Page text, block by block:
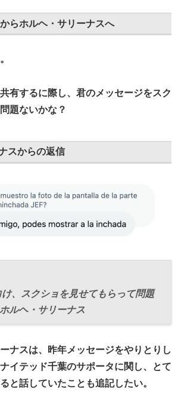
らホルヘ・サリーナスへ
有するに際し、君のメッセージをスク
題ないかな？
スからの返信
、スクショを見せてもらって問題
ルヘ・サリーナス
ナスは、昨年メッセージをやりとりし
イテッド千葉のサポータに関し、とて
と話していたことも追記したい。